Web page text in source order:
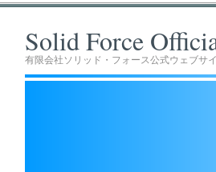
Solid Force
有限会社ソリッド・フォース公式ウェブサ